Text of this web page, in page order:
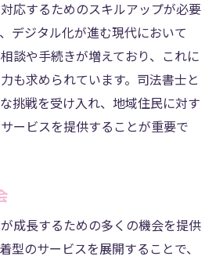
応するためのスキルアップが必要
デジタル化が進む現代において
談や手続きが増えており、これに
も求められています。司法書士と
挑戦を受け入れ、地域住民に対す
ービスを提供することが重要で
成長するための多くの機会を提供
型のサービスを展開することで、